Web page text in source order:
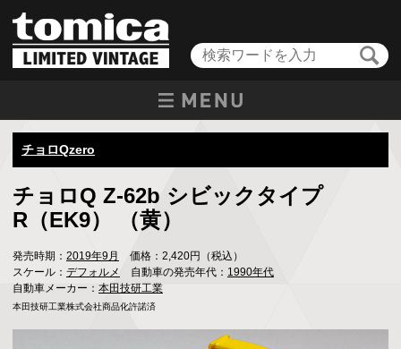
チョロQzero
チョロQ Z-62b シビックタイプ
R（EK9） （黄）
発売時期： 2019年9月
価格：2,420円（税込）
スケール： デフォルメ 自動車の発売年代： 1990年代
自動車メーカー： 本田技研工業
本田技研工業株式会社商品化許諾済